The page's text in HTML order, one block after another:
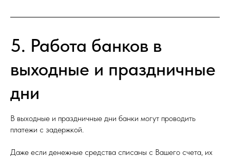
5. Работа банков в
выходные и праздничные
дни
В выходные и праздничные дни банки могут проводить
платежи с задержкой.
Даже если денежные средства списаны с Вашего счета, их